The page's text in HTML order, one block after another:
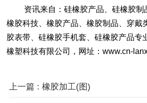
资讯来自：硅橡胶产品 、硅橡胶制
橡胶科技 、橡胶产品 、橡胶制品 穿戴
胶表带 、硅橡胶手机套 、硅橡胶产品专
橡塑科技有限公司 ，网址：www.cn-
上一篇 : 橡胶加工(图)